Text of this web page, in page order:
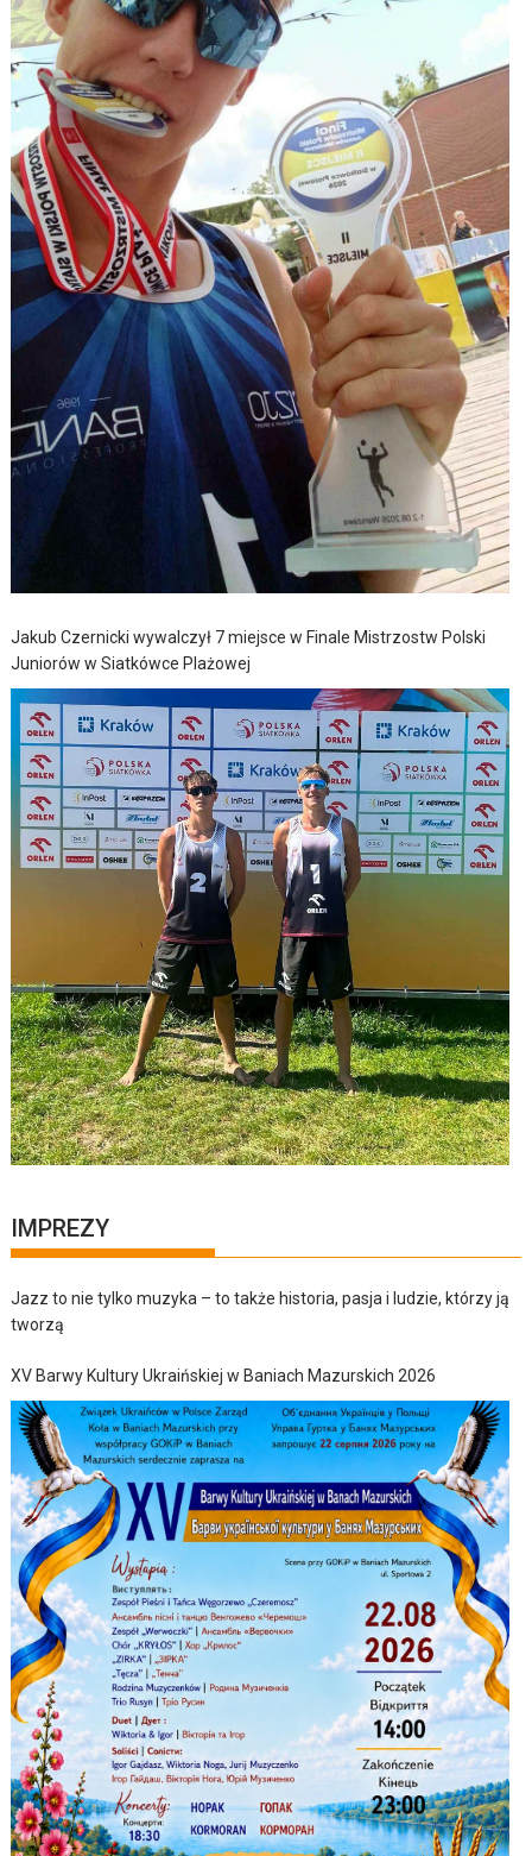
Jakub Czernicki wywalczył 7 miejsce w Finale Mistrzostw Polski
Juniorów w Siatkówce Plażowej
IMPREZY
Jazz to nie tylko muzyka – to także historia, pasja i ludzie, którzy ją
tworzą
XV Barwy Kultury Ukraińskiej w Baniach Mazurskich 2026